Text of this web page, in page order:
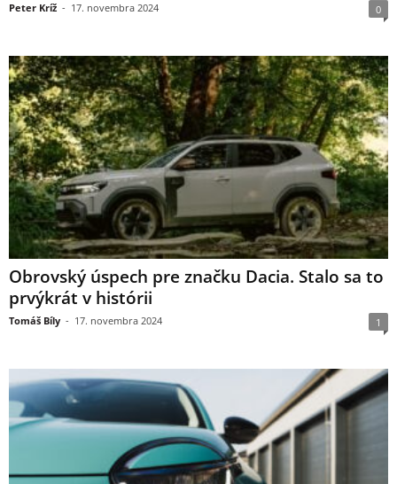
Peter Kríž - 17. novembra 2024 0
Obrovský úspech pre značku Dacia. Stalo sa to
prvýkrát v histórii
Tomáš Bíly - 17. novembra 2024 1